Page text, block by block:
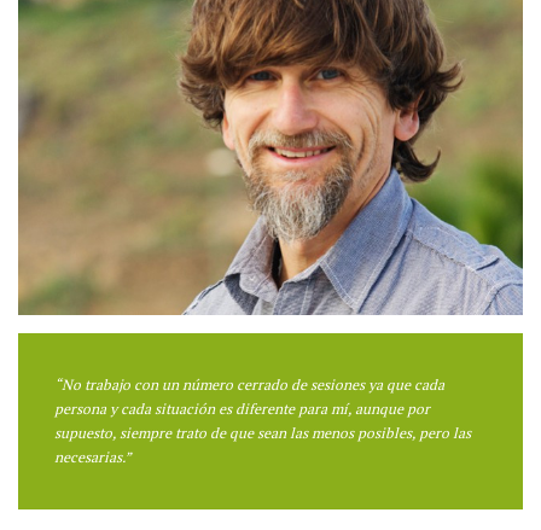
“No trabajo con un número cerrado de sesiones ya que cada
persona y cada situación es diferente para mí, aunque por
supuesto, siempre trato de que sean las menos posibles, pero las
necesarias.”